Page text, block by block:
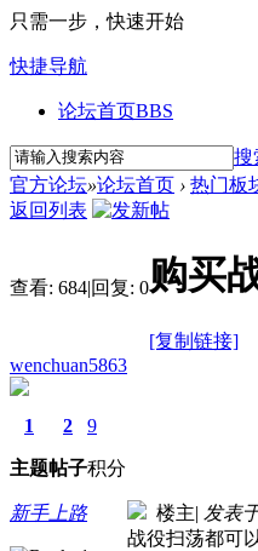
只需一步，快速开始
快捷导航
论坛首页BBS
搜
官方论坛»论坛首页 › 热门板
返回列表
查看: 684|回复: 0购买
[复制链接]
wenchuan5863
1
主题
2
帖子
9
积分
新手上路 楼主| 发表
战役扫荡都可